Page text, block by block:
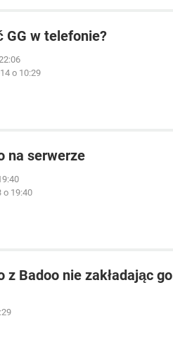
w telefonie?
o 10:29
na serwerze
o 19:40
Badoo nie zakładając go